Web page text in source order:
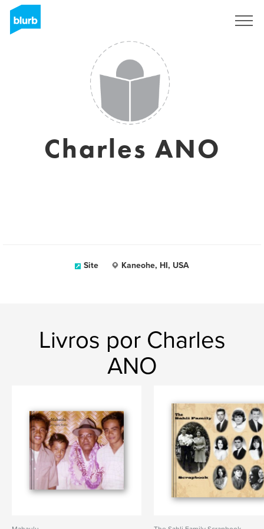
Charles ANO
Site Kaneohe, HI, USA
Livros por Charles
ANO